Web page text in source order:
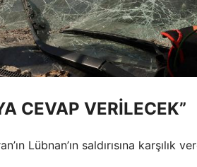
CEVAP VERİLECEK”
Lübnan’ın saldırısına karşılık